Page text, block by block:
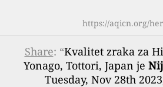
https://aqicn.org/
Share: “Kvalitet zraka za
Yonago, Tottori, Japan je
Tuesday, Nov 28th